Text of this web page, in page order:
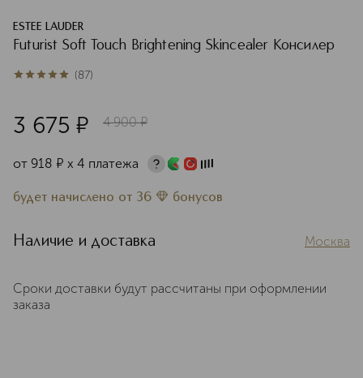
ESTEE LAUDER
Futurist Soft Touch Brightening Skincealer Консилер
5из 587 (87)
3 675 ¤ 4 900 ¤
от 918 ¤ х 4 платежа
будет начислено от 36 бонусов
Наличие и доставка Москва
Сроки доставки будут рассчитаны при оформлении
заказа